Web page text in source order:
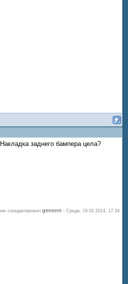
заднего бампера цела?
отредактировал genenn - Среда, 19.02.2014, 17:34